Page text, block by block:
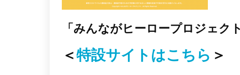
「みんながヒーロープロジェ
＜特設サイトはこちら ＞